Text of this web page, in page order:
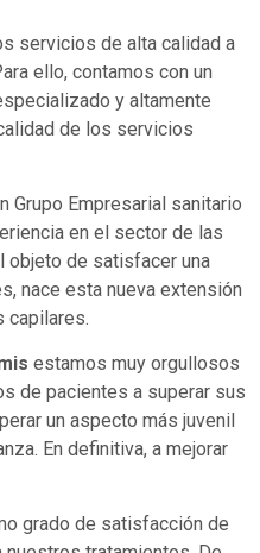
servicios de alta calidad a
ello, contamos con un
y altamente
de los servicios
Grupo Empresarial sanitario
en el sector de las
objeto de satisfacer una
nace esta nueva extensión
capilares.
estamos muy orgullosos
de pacientes a superar sus
un aspecto más juvenil
En definitiva, a mejorar
grado de satisfacción de